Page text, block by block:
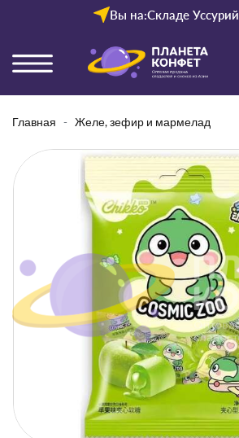
Вы на:Складе
Главная Желе, зефир и мармелад